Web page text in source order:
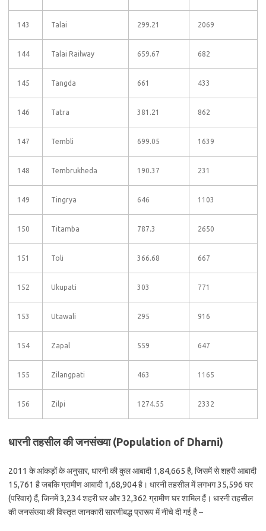
143 Talai 299.21 2069
144 Talai Railway 659.67 682
145 Tangda 661 433
146 Tatra 381.21 862
147 Tembli 699.05 1639
148 Tembrukheda 190.37 231
149 Tingrya 646 1103
150 Titamba 787.3 2650
151 Toli 366.68 667
152 Ukupati 303 771
153 Utawali 295 916
154 Zapal 559 647
155 Zilangpati 463 1165
156 Zilpi 1274.55 2332
धारनी तहसील की जनसंख्या (Population of Dharni)
2011 के आंकड़ों के अनुसार, धारनी की कुल आबादी 1,84,665 है, जिसमें से शहरी आबादी
15,761 है जबकि ग्रामीण आबादी 1,68,904 है। धारनी तहसील में लगभग 35,596 घर
(परिवार) हैं, जिनमें 3,234 शहरी घर और 32,362 ग्रामीण घर शामिल हैं। धारनी तहसील
की जनसंख्या की विस्तृत जानकारी सारणीबद्ध प्रारूप में नीचे दी गई है –